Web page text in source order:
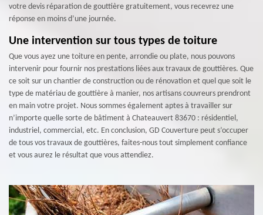
votre devis réparation de gouttière gratuitement, vous recevrez une
réponse en moins d’une journée.
Une intervention sur tous types de toiture
Que vous ayez une toiture en pente, arrondie ou plate, nous pouvons
intervenir pour fournir nos prestations liées aux travaux de gouttières. Que
ce soit sur un chantier de construction ou de rénovation et quel que soit le
type de matériau de gouttière à manier, nos artisans couvreurs prendront
en main votre projet. Nous sommes également aptes à travailler sur
n’importe quelle sorte de bâtiment à Chateauvert 83670 : résidentiel,
industriel, commercial, etc. En conclusion, GD Couverture peut s’occuper
de tous vos travaux de gouttières, faites-nous tout simplement confiance
et vous aurez le résultat que vous attendiez.